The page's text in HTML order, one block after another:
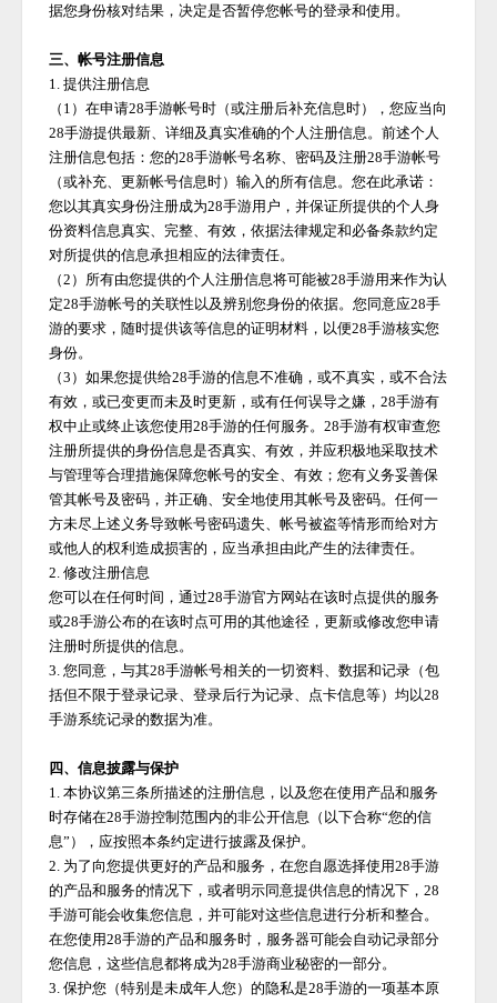
据您身份核对结果，决定是否暂停您帐号的登录和使用。
三、帐号注册信息
1. 提供注册信息
（ 1）在申请28手游帐号时（或注册后补充信息时），您应当向
28手游提供最新、详细及真实准确的个人注册信息。前述个人
注册信息包括：您的28手游帐号名称、密码及注册28手游帐号
（或补充、更新帐号信息时）输入的所有信息。您在此承诺：
您以其真实身份注册成为28手游用户，并保证所提供的个人身
份资料信息真实、完整、有效，依据法律规定和必备条款约定
对所提供的信息承担相应的法律责任。
（2）所有由您提供的个人注册信息将可能被28手游用来作为认
定28手游帐号的关联性以及辨别您身份的依据。您同意应28手
游的要求，随时提供该等信息的证明材料，以便28手游核实您
身份。
（3）如果您提供给28手游的信息不准确，或不真实，或不合法
有效，或已变更而未及时更新，或有任何误导之嫌，28手游有
权中止或终止该您使用28手游的任何服务。28手游有权审查您
注册所提供的身份信息是否真实、有效，并应积极地采取技术
与管理等合理措施保障您帐号的安全、有效；您有义务妥善保
管其帐号及密码，并正确、安全地使用其帐号及密码。任何一
方未尽上述义务导致帐号密码遗失、帐号被盗等情形而给对方
或他人的权利造成损害的，应当承担由此产生的法律责任。
2. 修改注册信息
您可以在任何时间，通过28手游官方网站在该时点提供的服务
或28手游公布的在该时点可用的其他途径，更新或修改您申请
注册时所提供的信息。
3. 您同意，与其28手游帐号相关的一切资料、数据和记录（包
括但不限于登录记录、登录后行为记录、点卡信息等）均以28
手游系统记录的数据为准。
四、信息披露与保护
1. 本协议第三条所描述的注册信息，以及您在使用产品和服务
时存储在28手游控制范围内的非公开信息（以下合称“您的信
息”），应按照本条约定进行披露及保护。
2. 为了向您提供更好的产品和服务，在您自愿选择使用28手游
的产品和服务的情况下，或者明示同意提供信息的情况下，28
手游可能会收集您信息，并可能对这些信息进行分析和整合。
在您使用28手游的产品和服务时，服务器可能会自动记录部分
您信息，这些信息都将成为28手游商业秘密的一部分。
3. 保护您（特别是未成年人您）的隐私是28手游的一项基本原